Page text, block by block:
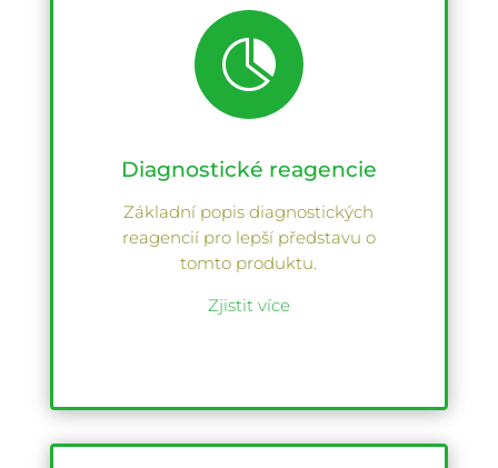

Diagnostické reagencie
Základní popis diagnostických
reagencií pro lepší představu o
tomto produktu.
Zjistit více